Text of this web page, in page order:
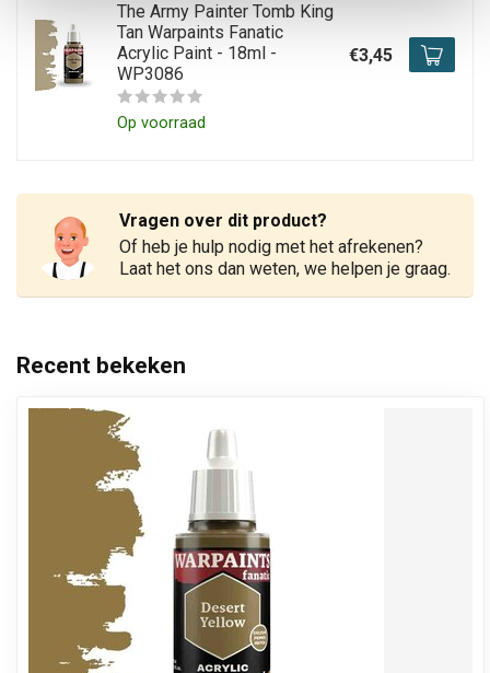
The Army Painter Tomb King
Tan Warpaints Fanatic
Acrylic Paint - 18ml -
WP3086
Op voorraad
€3,45
Vragen over dit product?
Of heb je hulp nodig met het afrekenen?
Laat het ons dan weten, we helpen je graag.
Recent bekeken